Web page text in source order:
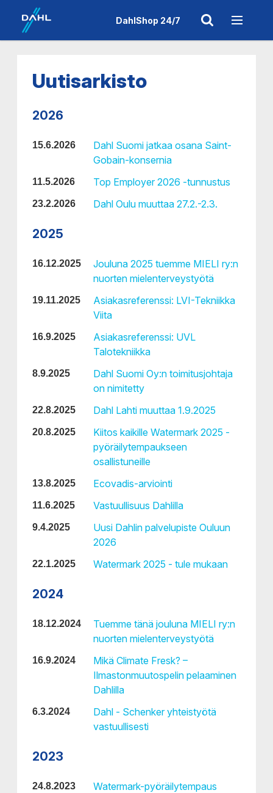
DahlShop 24/7
Uutisarkisto
2026
15.6.2026
Dahl Suomi jatkaa osana Saint-
Gobain-konsernia
11.5.2026 Top Employer 2026 -tunnustus
23.2.2026 Dahl Oulu muuttaa 27.2.-2.3.
2025
16.12.2025
Jouluna 2025 tuemme MIELI ry:n
nuorten mielenterveystyötä
19.11.2025
Asiakasreferenssi: LVI-Tekniikka
Viita
16.9.2025
Asiakasreferenssi: UVL
Talotekniikka
8.9.2025
Dahl Suomi Oy:n toimitusjohtaja
on nimitetty
22.8.2025 Dahl Lahti muuttaa 1.9.2025
20.8.2025
Kiitos kaikille Watermark 2025 -
pyöräilytempaukseen
osallistuneille
13.8.2025 Ecovadis-arviointi
11.6.2025 Vastuullisuus Dahlilla
9.4.2025
Uusi Dahlin palvelupiste Ouluun
2026
22.1.2025 Watermark 2025 - tule mukaan
2024
18.12.2024
Tuemme tänä jouluna MIELI ry:n
nuorten mielenterveystyötä
16.9.2024
Mikä Climate Fresk? –
Ilmastonmuutospelin pelaaminen
Dahlilla
6.3.2024
Dahl - Schenker yhteistyötä
vastuullisesti
2023
24.8.2023
Watermark-pyöräilytempaus